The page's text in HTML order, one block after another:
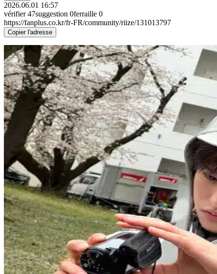
2026.06.01 16:57
vérifier 47suggestion 0ferraille 0
https://fanplus.co.kr/fr-FR/community/riize/131013797
Copier l'adresse